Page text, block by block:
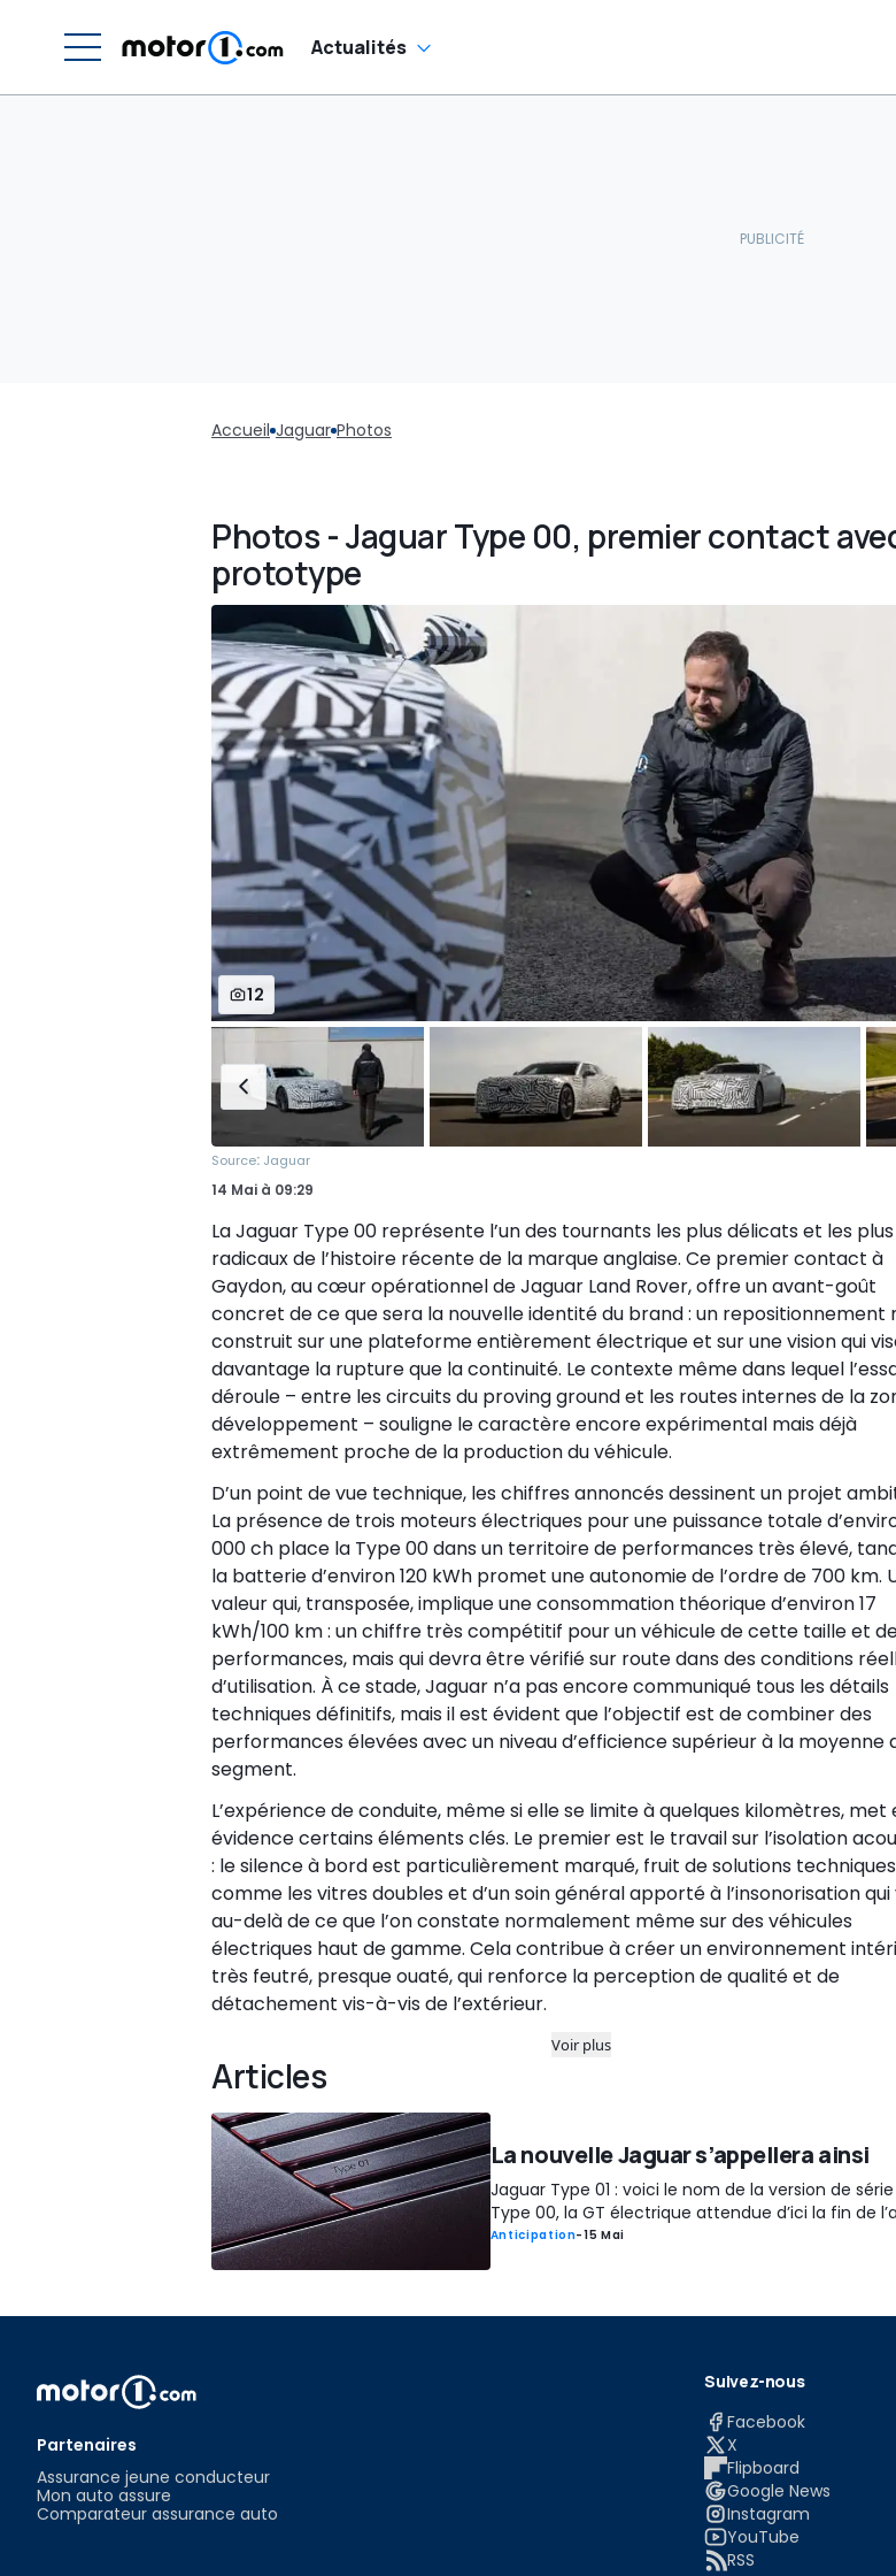
Actualités
Accueil Jaguar Photos
Photos - Jaguar Type 00, premier contact
prototype
12
Source: Jaguar
14 Mai à 09:29
La Jaguar Type 00 représente l’un des tournants les plus délicats et les plus
radicaux de l’histoire récente de la marque anglaise. Ce premier contact à
Gaydon, au cœur opérationnel de Jaguar Land Rover, offre un avant-goût
concret de ce que sera la nouvelle identité du brand : un repositionnement
construit sur une plateforme entièrement électrique et sur une vision qui
davantage la rupture que la continuité. Le contexte même dans lequel
déroule – entre les circuits du proving ground et les routes internes de la
développement – souligne le caractère encore expérimental mais déjà
extrêmement proche de la production du véhicule.
D’un point de vue technique, les chiffres annoncés dessinent un projet
La présence de trois moteurs électriques pour une puissance totale
000 ch place la Type 00 dans un territoire de performances très élevé,
la batterie d’environ 120 kWh promet une autonomie de l’ordre de 700 km.
valeur qui, transposée, implique une consommation théorique d’environ 17
kWh/100 km : un chiffre très compétitif pour un véhicule de cette taille et
performances, mais qui devra être vérifié sur route dans des conditions
d’utilisation. À ce stade, Jaguar n’a pas encore communiqué tous les détails
techniques définitifs, mais il est évident que l’objectif est de combiner des
performances élevées avec un niveau d’efficience supérieur à la moyenne
segment.
L’expérience de conduite, même si elle se limite à quelques kilomètres, met
évidence certains éléments clés. Le premier est le travail sur l’isolation
: le silence à bord est particulièrement marqué, fruit de solutions techniques
comme les vitres doubles et d’un soin général apporté à l’insonorisation qui
au-delà de ce que l’on constate normalement même sur des véhicules
électriques haut de gamme. Cela contribue à créer un environnement
très feutré, presque ouaté, qui renforce la perception de qualité et de
détachement vis-à-vis de l’extérieur.
Voir plus
Articles
La nouvelle Jaguar s’appellera ainsi
Jaguar Type 01 : voici le nom de la version de
Type 00, la GT électrique attendue d’ici la fin de
Anticipation-15 Mai
Partenaires
Assurance jeune conducteur
Mon auto assure
Comparateur assurance auto
Suivez-nous
Facebook
X
Flipboard
Google News
Instagram
YouTube
RSS